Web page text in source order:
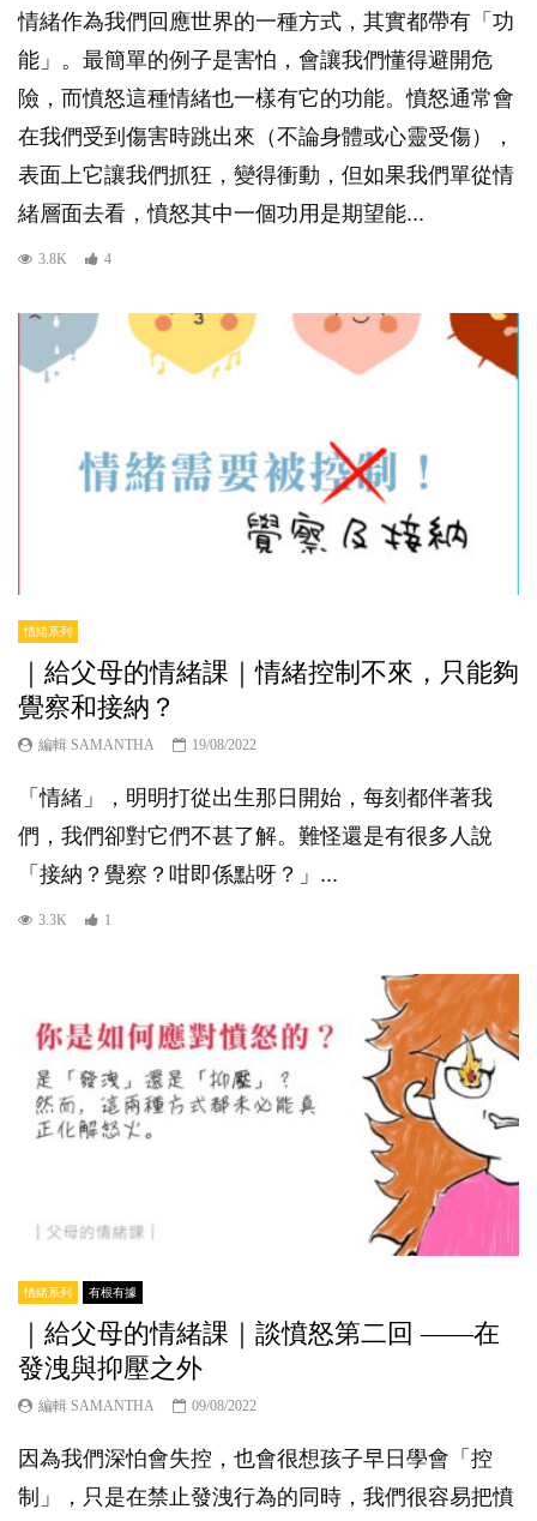
情緒作為我們回應世界的一種方式，其實都帶有「功
能」。最簡單的例子是害怕，會讓我們懂得避開危
險，而憤怒這種情緒也一樣有它的功能。憤怒通常會
在我們受到傷害時跳出來（不論身體或心靈受傷），
表面上它讓我們抓狂，變得衝動，但如果我們單從情
緒層面去看，憤怒其中一個功用是期望能...
3.8K 4
情緒系列
｜給父母的情緒課｜情緒控制不來，只能夠
覺察和接納？
編輯 SAMANTHA 19/08/2022
「情緒」，明明打從出生那日開始，每刻都伴著我
們，我們卻對它們不甚了解。難怪還是有很多人說
「接納？覺察？咁即係點呀？」...
3.3K 1
情緒系列 有根有據
｜給父母的情緒課｜談憤怒第二回 ——在
發洩與抑壓之外
編輯 SAMANTHA 09/08/2022
因為我們深怕會失控，也會很想孩子早日學會「控
制」，只是在禁止發洩行為的同時，我們很容易把憤